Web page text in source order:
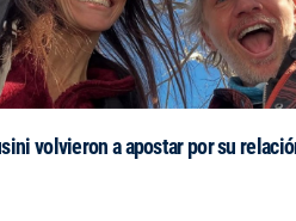
volvieron a apostar por su